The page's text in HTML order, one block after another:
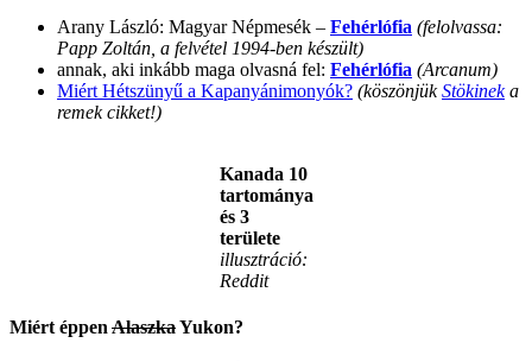
Arany László: Magyar Népmesék – Fehérlófia (felolvassa:
Papp Zoltán, a felvétel 1994-ben készült)
annak, aki inkább maga olvasná fel: Fehérlófia (Arcanum)
Miért Hétszünyű a Kapanyánimonyók? (köszönjükStökineka
remek cikket!)
Kanada 10
tartománya
és 3
területe
illusztráció:
Reddit
Miért éppen AlaszkaYukon?